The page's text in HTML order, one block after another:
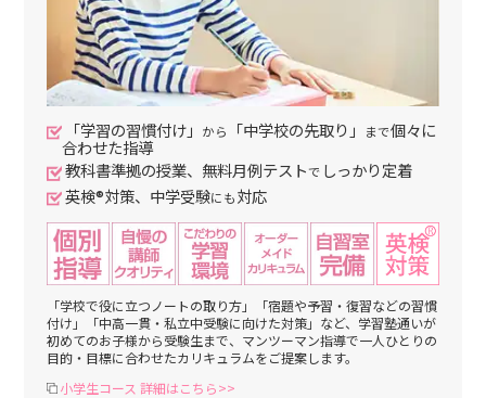
「学習の習慣付け」 から 「中学校の先取り」 まで個々に
合わせた指導
教科書準拠の授業、無料月例テストで しっかり定着
英検®対策、中学受験にも対応
「学校で役に立つノートの取り方」「宿題や予習・復習などの習慣
付け」「中高一貫・私立中受験に向けた対策」など、学習塾通いが
初めてのお子様から受験生まで、マンツーマン指導で一人ひとりの
目的・目標に合わせたカリキュラムをご提案します。
小学生コース 詳細はこちら>>